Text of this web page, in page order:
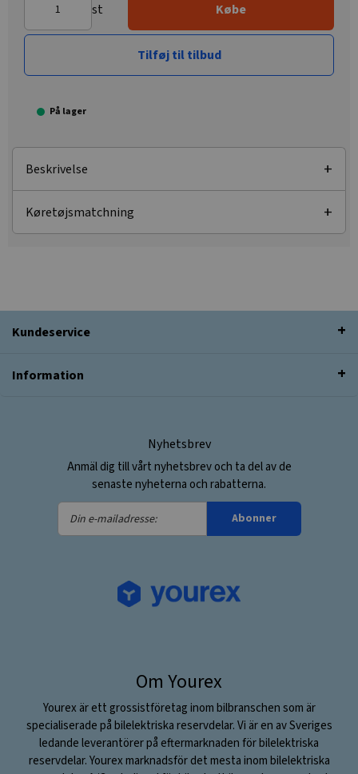
st Købe
Tilføj til tilbud
På lager
Beskrivelse
Køretøjsmatchning
Kundeservice
Information
Nyhetsbrev
Anmäl dig till vårt nyhetsbrev och ta del av de
senaste nyheterna och rabatterna.
Din
e-
Abonner
Om Yourex
Yourex är ett grossistföretag inom bilbranschen som är
specialiserade på bilelektriska reservdelar. Vi är en av Sveriges
ledande leverantörer på eftermarknaden för bilelektriska
reservdelar. Yourex marknadsför det mesta inom bilelektriska